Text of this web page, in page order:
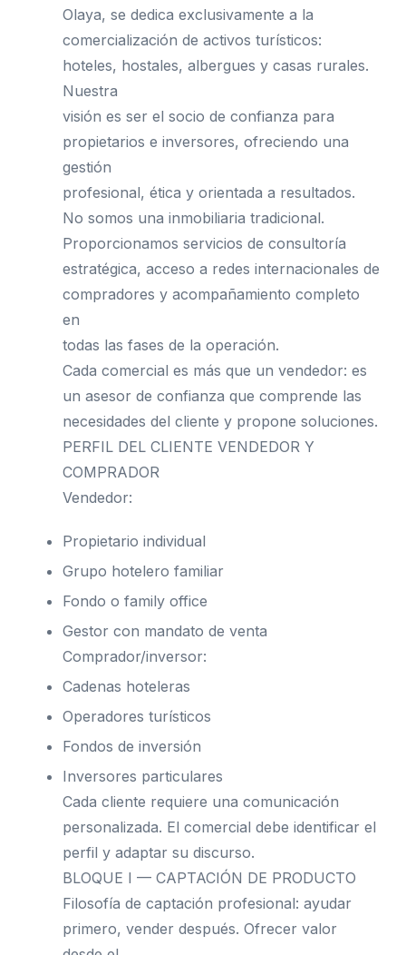
Olaya, se dedica exclusivamente a la
comercialización de activos turísticos:
hoteles, hostales, albergues y casas rurales.
Nuestra
visión es ser el socio de confianza para
propietarios e inversores, ofreciendo una
gestión
profesional, ética y orientada a resultados.
No somos una inmobiliaria tradicional.
Proporcionamos servicios de consultoría
estratégica, acceso a redes internacionales de
compradores y acompañamiento completo
en
todas las fases de la operación.
Cada comercial es más que un vendedor: es
un asesor de confianza que comprende las
necesidades del cliente y propone soluciones.
PERFIL DEL CLIENTE VENDEDOR Y
COMPRADOR
Vendedor:
Propietario individual
Grupo hotelero familiar
Fondo o family office
Gestor con mandato de venta
Comprador/inversor:
Cadenas hoteleras
Operadores turísticos
Fondos de inversión
Inversores particulares
Cada cliente requiere una comunicación
personalizada. El comercial debe identificar el
perfil y adaptar su discurso.
BLOQUE I — CAPTACIÓN DE PRODUCTO
Filosofía de captación profesional: ayudar
primero, vender después. Ofrecer valor